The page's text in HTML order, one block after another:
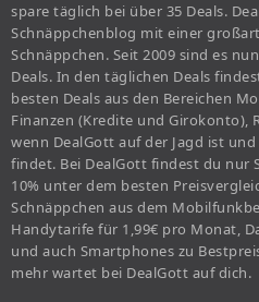
spare täglich bei über 35 Deals.
Schnäppchenblog mit einer
Schnäppchen. Seit 2009 sind es
Deals. In den täglichen Deals
besten Deals aus den Bereichen
Finanzen (Kredite und Girokonto),
wenn DealGott auf der Jagd ist
findet. Bei DealGott findest du nur
10% unter dem besten
Schnäppchen aus dem
Handytarife für 1,99€ pro Monat,
und auch Smartphones zu
mehr wartet bei DealGott auf dich.